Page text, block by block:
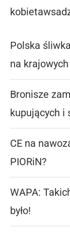
Polska
na
Bronisze
kupujących i
CE na
PIORiN?
WAPA:
było!